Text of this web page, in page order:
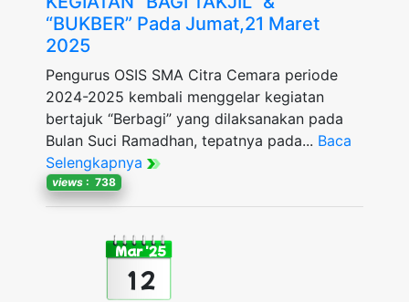
“BUKBER” Pada Jumat,21 Maret
2025
Pengurus OSIS SMA Citra Cemara periode
2024-2025 kembali menggelar kegiatan
bertajuk “Berbagi” yang dilaksanakan pada
Bulan Suci Ramadhan, tepatnya pada... Baca
Selengkapnya
views : 738
Mar '25
12